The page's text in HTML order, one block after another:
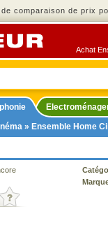
comparaison de prix
Achat
» Ensemble Home